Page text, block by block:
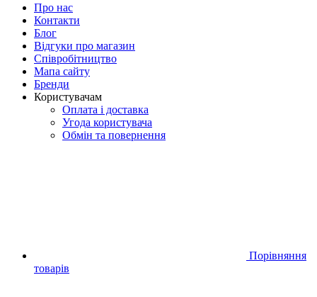
Про нас
Контакти
Блог
Відгуки про магазин
Співробітництво
Мапа сайту
Бренди
Користувачам
Оплата і доставка
Угода користувача
Обмін та повернення
Порівняння
товарів